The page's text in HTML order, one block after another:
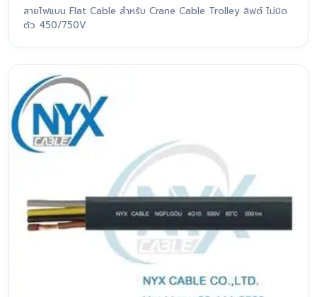
สายไฟแบน Flat Cable สำหรับ Crane Cable Trolley ลิฟต์ ไม่บิด
ตัว 450/750V